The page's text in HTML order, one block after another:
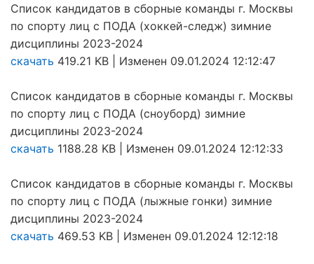
Список кандидатов в сборные команды г. Москвы
по спорту лиц с ПОДА (хоккей-следж) зимние
дисциплины 2023-2024
скачать 419.21 KB | Изменен 09.01.2024 12:12:47
Список кандидатов в сборные команды г. Москвы
по спорту лиц с ПОДА (сноуборд) зимние
дисциплины 2023-2024
скачать 1188.28 KB | Изменен 09.01.2024 12:12:33
Список кандидатов в сборные команды г. Москвы
по спорту лиц с ПОДА (лыжные гонки) зимние
дисциплины 2023-2024
скачать 469.53 KB | Изменен 09.01.2024 12:12:18